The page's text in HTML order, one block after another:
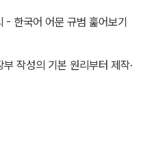
- 한국어 어문 규범 훑어보기
작성의 기본 원리부터 제작·